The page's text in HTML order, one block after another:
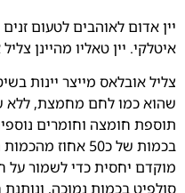
יין אדום לאוהבים לטעום
איטלקי. יין טאליו מהיינן
צליל אובלאס מייצר יינות
שהוא כמו לחם מחמצת, ללא
תוספת חומצה וחומרים
בכמות של כ50
מוקדם יחסית כדי לשמור
סולפיט בכמות נמוכה,